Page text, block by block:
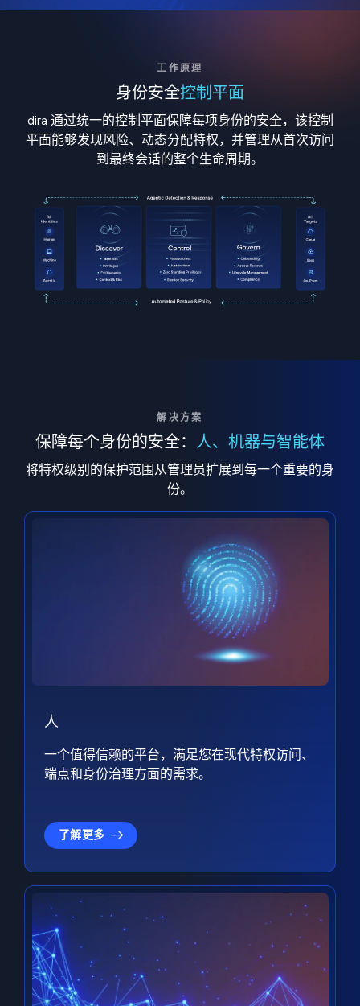
工作原理
身份安全控制平面
dira 通过统一的控制平面保障每项身份的安全，该控制
平面能够发现风险、动态分配特权，并管理从首次访问
到最终会话的整个生命周期。
解决方案
保障每个身份的安全： 人、机器与智能体
将特权级别的保护范围从管理员扩展到每一个重要的身
份。
人
一个值得信赖的平台，满足您在现代特权访问、
端点和身份治理方面的需求。
了解更多